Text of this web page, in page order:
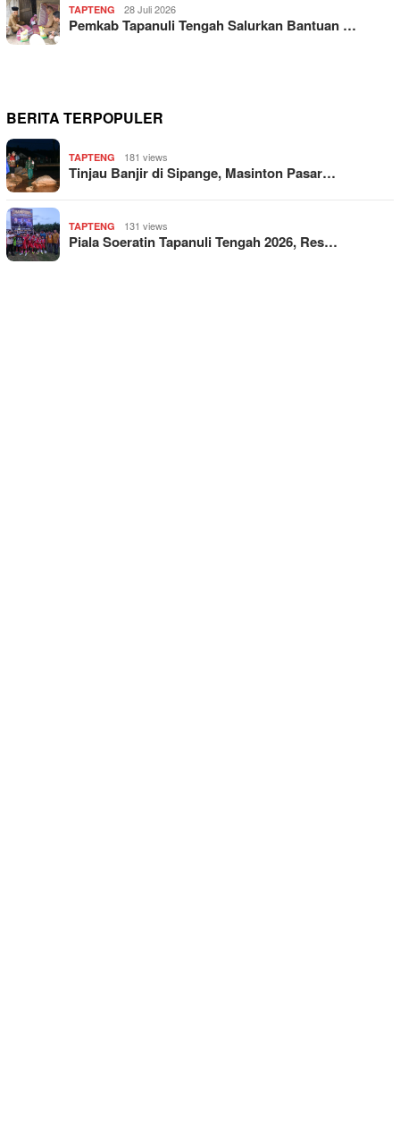
TAPTENG 28 Juli 2026
Pemkab Tapanuli Tengah Salurkan Bantuan …
BERITA TERPOPULER
TAPTENG 181 views
Tinjau Banjir di Sipange, Masinton Pasar…
TAPTENG 131 views
Piala Soeratin Tapanuli Tengah 2026, Res…